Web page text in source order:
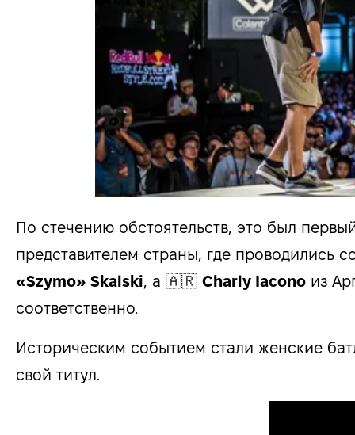
По стечению обстоятельств, это был
представителем страны, где
«Szymo» Skalski, а 🇦🇷 Charly Iacono из
соответственно.
Историческим событием стали женские
свой титул.